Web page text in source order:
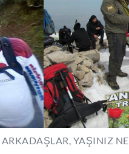
YAŞINIZ